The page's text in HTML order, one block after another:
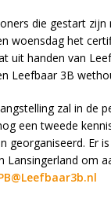
die gestart zijn
woensdag het
uit handen van
Leefbaar 3B
zal in de
een tweede
georganiseerd. Er
Lansingerland om